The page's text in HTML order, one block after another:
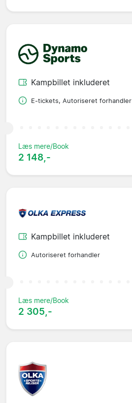
Kampbillet inkluderet
E-tickets, Autoriseret forhandler
Læs mere/Book
2 148,-
Kampbillet inkluderet
Autoriseret forhandler
Læs mere/Book
2 305,-